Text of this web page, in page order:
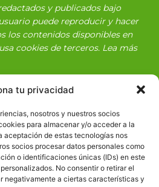
tu privacidad
nosotros y nuestros socios
para almacenar y/o acceder a la
aceptación de estas tecnologías nos
socios procesar datos personales como
o identificaciones únicas (IDs) en este
No consentir o retirar el
negativamente a ciertas características y
y publicados bajo
puede reproducir y hacer
los contenidos disponibles en
cookies de terceros. Lea más
1966
2072